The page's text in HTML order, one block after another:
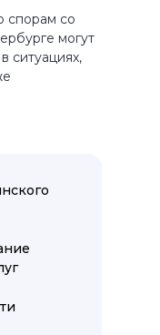
спорам со
могут
ситуациях,